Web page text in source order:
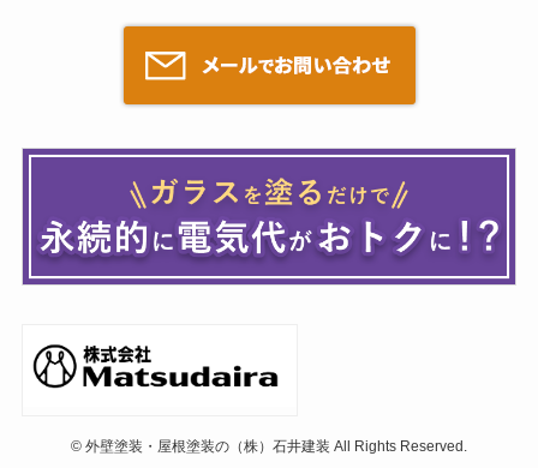
© 外壁塗装・屋根塗装の（株）石井建装 All Rights Reserved.